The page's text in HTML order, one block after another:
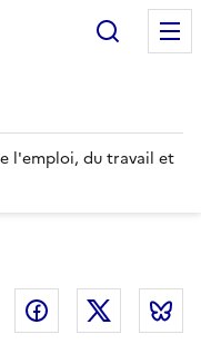
l'emploi, du travail et
Linkedin FacebookTwitter